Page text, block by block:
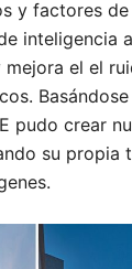
y factores
inteligencia
el el
pudo crear
su propia